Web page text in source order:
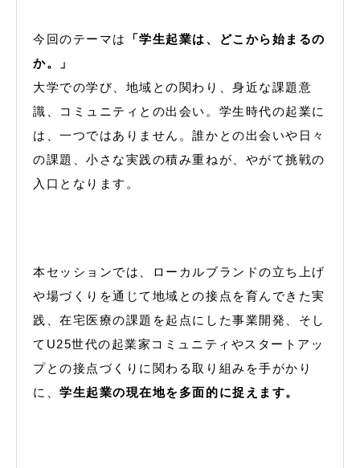
今回のテーマは
「学生起業は、どこから始まるの
か。」
大学での学び、地域との関わり、身近な課題意
識、コミュニティとの出会い。学生時代の起業に
は、一つではありません。誰かとの出会いや日々
の課題、小さな実践の積み重ねが、やがて挑戦の
入口となります。
本セッションでは、ローカルブランドの立ち上げ
や場づくりを通じて地域との接点を育んできた実
践、在宅医療の課題を起点にした事業開発、そし
てU25世代の起業家コミュニティやスタートアッ
プとの接点づくりに関わる取り組みを手がかり
に、学生起業の現在地を多面的に捉えます。